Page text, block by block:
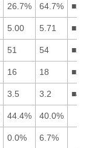
26.7% 64.7%
5.00 5.71
51 54
16 18
3.5 3.2
44.4% 40.0%
0.0% 6.7%